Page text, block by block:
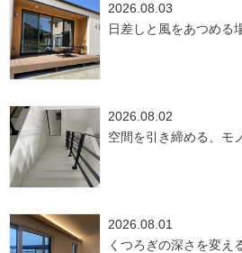
2026.08.03
日差しと風をあつめる
2026.08.02
空間を引き締める、モ
2026.08.01
くつろぎの深さを変え